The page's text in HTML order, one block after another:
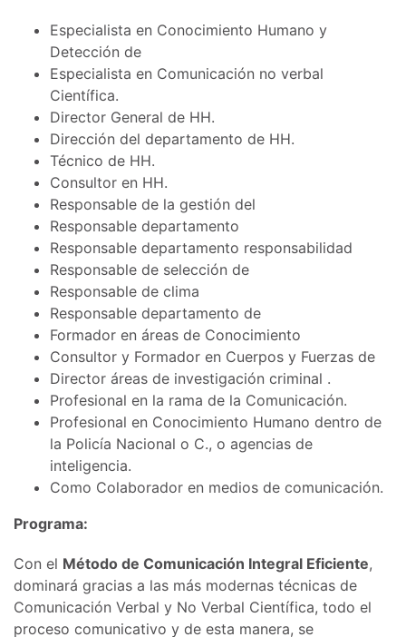
Especialista en Conocimiento Humano y
Detección de
Especialista en Comunicación no verbal
Científica.
Director General de HH.
Dirección del departamento de HH.
Técnico de HH.
Consultor en HH.
Responsable de la gestión del
Responsable departamento
Responsable departamento responsabilidad
Responsable de selección de
Responsable de clima
Responsable departamento de
Formador en áreas de Conocimiento
Consultor y Formador en Cuerpos y Fuerzas de
Director áreas de investigación criminal .
Profesional en la rama de la Comunicación.
Profesional en Conocimiento Humano dentro de
la Policía Nacional o C., o agencias de
inteligencia.
Como Colaborador en medios de comunicación.
Programa:
Con el Método de Comunicación Integral Eficiente,
dominará gracias a las más modernas técnicas de
Comunicación Verbal y No Verbal Científica, todo el
proceso comunicativo y de esta manera, se